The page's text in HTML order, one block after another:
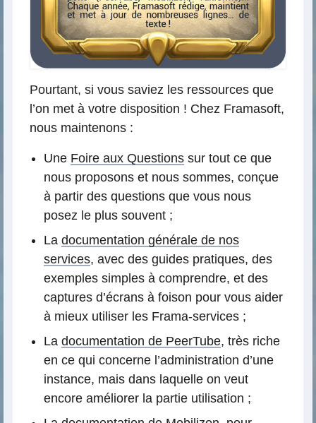
Pourtant, si vous saviez les ressources que
l’on met à votre disposition ! Chez Framasoft,
nous maintenons :
Une Foire aux Questions sur tout ce que
nous proposons et nous sommes, conçue
à partir des questions que vous nous
posez le plus souvent ;
La documentation générale de nos
services, avec des guides pratiques, des
exemples simples à comprendre, et des
captures d’écrans à foison pour vous aider
à mieux utiliser les Frama-services ;
La documentation de PeerTube, très riche
en ce qui concerne l’administration d’une
instance, mais dans laquelle on veut
encore améliorer la partie utilisation ;